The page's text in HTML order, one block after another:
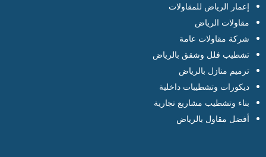
إعمار الرياض للمقاولات
مقاولات الرياض
شركة مقاولات عامة
تشطيب فلل وشقق بالرياض
ترميم منازل بالرياض
ديكورات وتشطيبات داخلية
بناء وتشطيب مشاريع تجارية
أفضل مقاول بالرياض